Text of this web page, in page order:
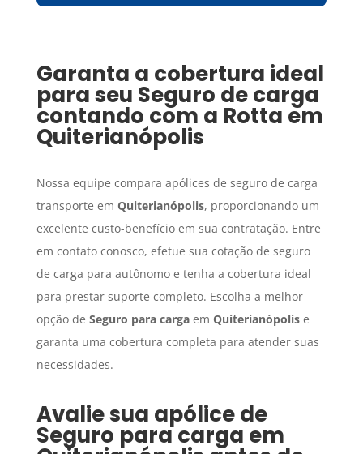
Garanta a cobertura ideal
para seu Seguro de carga
contando com a Rotta em
Quiterianópolis
Nossa equipe compara apólices de seguro de carga
transporte em Quiterianópolis, proporcionando um
excelente custo-benefício em sua contratação. Entre
em contato conosco, efetue sua cotação de seguro
de carga para autônomo e tenha a cobertura ideal
para prestar suporte completo. Escolha a melhor
opção de Seguro para cargaem Quiterianópolise
garanta uma cobertura completa para atender suas
necessidades.
Avalie sua apólice de
Seguro para carga em